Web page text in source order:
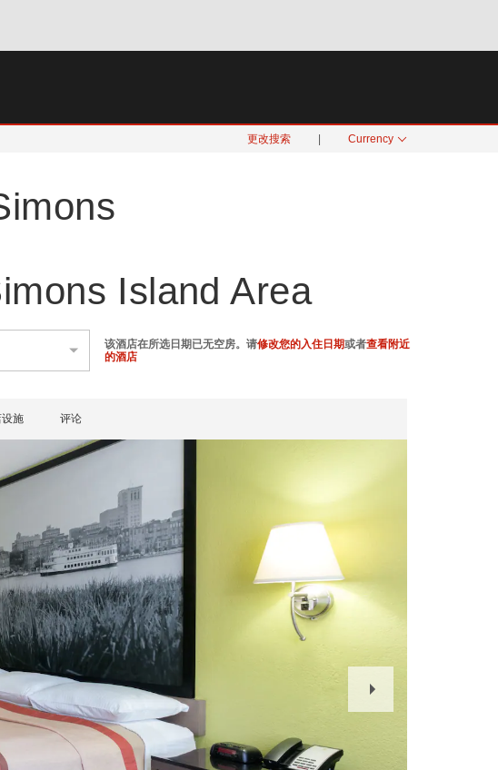
更改搜索 Currency
Island Area
该酒店在所选日期已无空房。请修改您的入住日期或者查看附近
的酒店
施 评论
Slide